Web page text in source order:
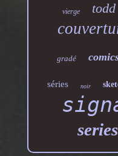
vierge todd
gradé
séries noir
series